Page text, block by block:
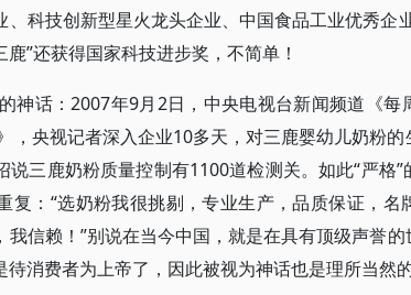
、科技创新型星火龙头企业、中国食品工业优秀企
”还获得国家科技进步奖，不简单！
话：2007年9月2日，中央电视台新闻频道《每
，央视记者深入企业10多天，对三鹿婴幼儿奶粉
说三鹿奶粉质量控制有1100道检测关。如此“严格
复：“选奶粉我很挑剔，专业生产，品质保证，名
信赖！”别说在当今中国，就是在具有顶级声誉
消费者为上帝了，因此被视为神话也是理所当然的